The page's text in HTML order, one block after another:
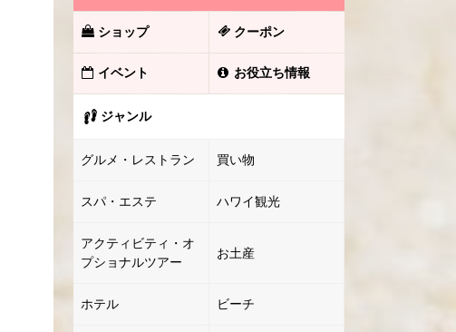
ショップ クーポン
イベント お役立ち情報
ジャンル
グルメ・レストラン 買い物
スパ・エステ ハワイ観光
アクティビティ・オ
プショナルツアー
お土産
ホテル ビーチ